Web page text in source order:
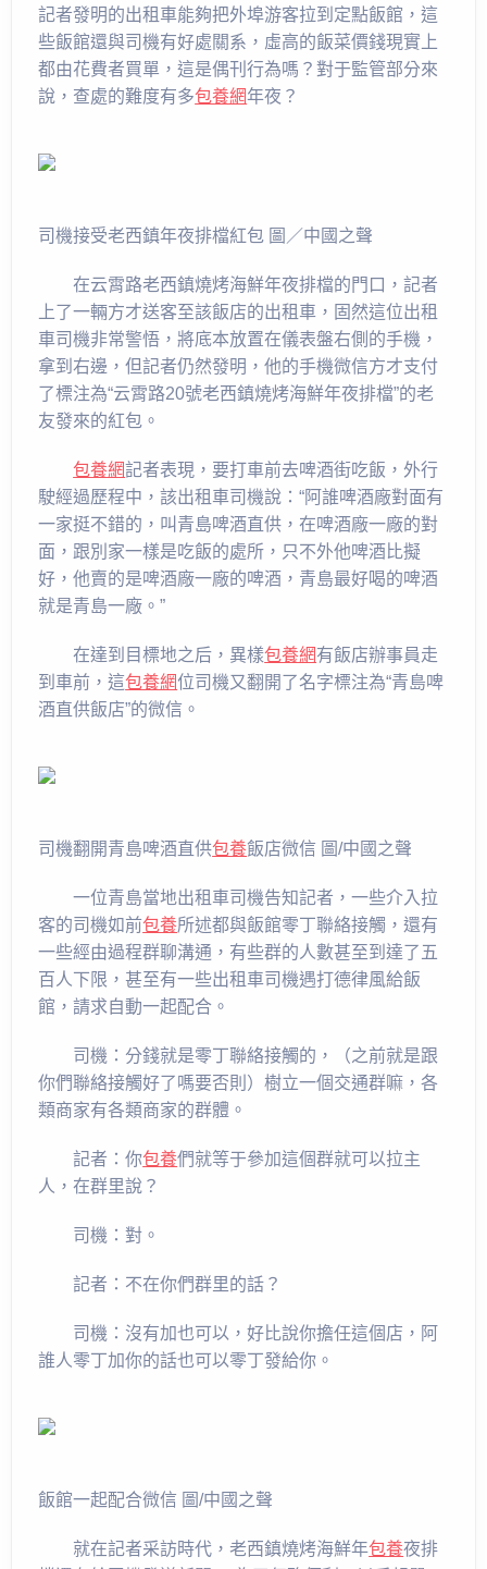
記者發明的出租車能夠把外埠游客拉到定點飯館，這
些飯館還與司機有好處關系，虛高的飯菜價錢現實上
都由花費者買單，這是偶刊行為嗎？對于監管部分來
說，查處的難度有多包養網年夜？
司機接受老西鎮年夜排檔紅包 圖／中國之聲
在云霄路老西鎮燒烤海鮮年夜排檔的門口，記者
上了一輛方才送客至該飯店的出租車，固然這位出租
車司機非常警悟，將底本放置在儀表盤右側的手機，
拿到右邊，但記者仍然發明，他的手機微信方才支付
了標注為“云霄路20號老西鎮燒烤海鮮年夜排檔”的老
友發來的紅包。
包養網記者表現，要打車前去啤酒街吃飯，外行
駛經過歷程中，該出租車司機說：“阿誰啤酒廠對面有
一家挺不錯的，叫青島啤酒直供，在啤酒廠一廠的對
面，跟別家一樣是吃飯的處所，只不外他啤酒比擬
好，他賣的是啤酒廠一廠的啤酒，青島最好喝的啤酒
就是青島一廠。”
在達到目標地之后，異樣包養網有飯店辦事員走
到車前，這包養網位司機又翻開了名字標注為“青島啤
酒直供飯店”的微信。
司機翻開青島啤酒直供包養飯店微信 圖/中國之聲
一位青島當地出租車司機告知記者，一些介入拉
客的司機如前包養所述都與飯館零丁聯絡接觸，還有
一些經由過程群聊溝通，有些群的人數甚至到達了五
百人下限，甚至有一些出租車司機遇打德律風給飯
館，請求自動一起配合。
司機：分錢就是零丁聯絡接觸的，（之前就是跟
你們聯絡接觸好了嗎要否則）樹立一個交通群嘛，各
類商家有各類商家的群體。
記者：你包養們就等于參加這個群就可以拉主
人，在群里說？
司機：對。
記者：不在你們群里的話？
司機：沒有加也可以，好比說你擔任這個店，阿
誰人零丁加你的話也可以零丁發給你。
飯館一起配合微信 圖/中國之聲
就在記者采訪時代，老西鎮燒烤海鮮年包養夜排